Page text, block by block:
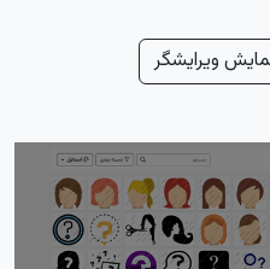
ویرایشگر